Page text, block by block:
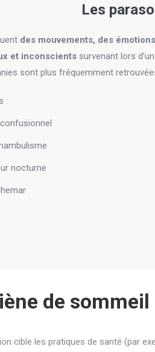
Les
des mouvements, des
et inconscients survenant lors
sont plus fréquemment
:
nocturne
de sommeil
cible les pratiques de santé (par